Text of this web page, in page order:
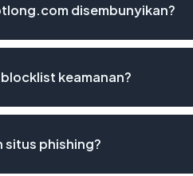
disembunyikan?
keamanan?
phishing?